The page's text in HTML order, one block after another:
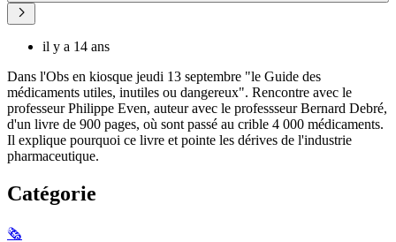
il y a 14 ans
Dans l'Obs en kiosque jeudi 13 septembre "le Guide des
médicaments utiles, inutiles ou dangereux". Rencontre avec le
professeur Philippe Even, auteur avec le professseur Bernard Debré,
d'un livre de 900 pages, où sont passé au crible 4 000 médicaments.
Il explique pourquoi ce livre et pointe les dérives de l'industrie
pharmaceutique.
Catégorie
🗞